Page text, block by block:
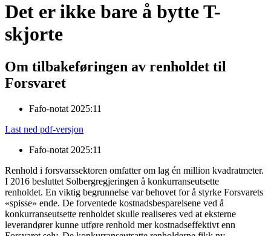
Det er ikke bare å bytte T-
skjorte
Om tilbakeføringen av renholdet til
Forsvaret
Fafo-notat 2025:11
Last ned pdf-versjon
Fafo-notat 2025:11
Renhold i forsvarssektoren omfatter om lag én million kvadratmeter.
I 2016 besluttet Solbergregjeringen å konkurranseutsette
renholdet. En viktig begrunnelse var behovet for å styrke Forsvarets
«spisse» ende. De forventede kostnadsbesparelsene ved å
konkurranseutsette renholdet skulle realiseres ved at eksterne
leverandører kunne utføre renhold mer kostnadseffektivt enn